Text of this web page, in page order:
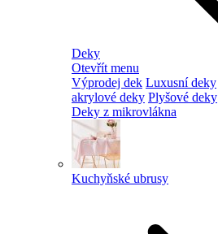
Deky
Otevřít menu
Výprodej dek Luxusní deky
akrylové deky Plyšové deky
Deky z mikrovlákna
Kuchyňské ubrusy